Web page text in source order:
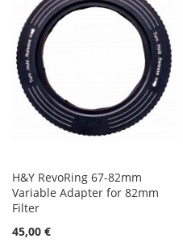
H&Y RevoRing 67-82mm
Variable Adapter for 82mm
Filter
45,00 €